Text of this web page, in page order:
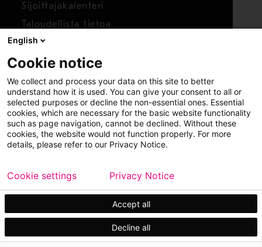
Sijoittajakalenteri
Taloudellista tietoa
Osakkeet
Raportoi huolenaihe
Whistleblower-työkalu
Copyright © 2026 Metso
Sivukartta
Käyttöehdot
Tietosuoja Tavaramerkit
English
Cookie notice
We collect and process your data on this site to better
understand how it is used. You can give your consent to all or
selected purposes or decline the non-essential ones. Essential
cookies, which are necessary for the basic website functionality
such as page navigation, cannot be declined. Without these
cookies, the website would not function properly. For more
details, please refer to our Privacy Notice.
Accept all
Decline all
Cookie settings Privacy Notice